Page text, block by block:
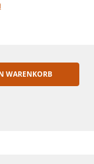
WARENKORB